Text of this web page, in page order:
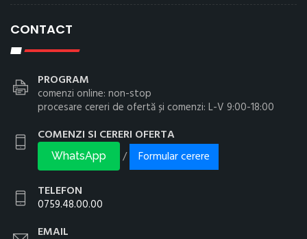
CONTACT
PROGRAM
comenzi online: non-stop
procesare cereri de ofertă și comenzi: L-V 9:00-18:00
COMENZI SI CERERI OFERTA
WhatsApp /
Formular cerere
TELEFON
0759.48.00.00
EMAIL